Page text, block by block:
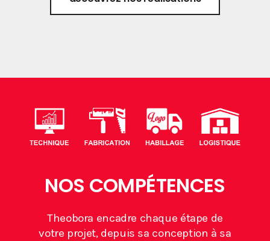
NOS COMPÉTENCES
Theobora encadre chaque étape de
votre projet, depuis sa conception à sa